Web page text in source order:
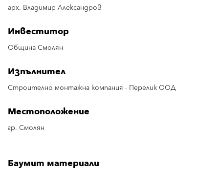
арх. Владимир Александров
Инвеститор
Община Смолян
Изпълнител
Строително монтажна компания - Перелик ООД
Местоположение
гр. Смолян
Баумит материали